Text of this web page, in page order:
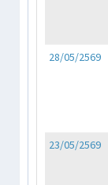
28/05/2569
23/05/2569